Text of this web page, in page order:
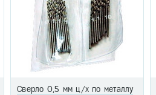
Сверло 0,5 мм ц/х по металлу